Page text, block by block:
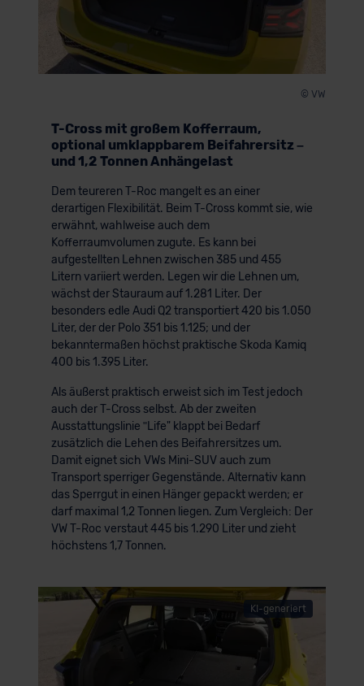
© VW
T-Cross mit großem Kofferraum,
optional umklappbarem Beifahrersitz –
und 1,2 Tonnen Anhängelast
Dem teureren T-Roc mangelt es an einer
derartigen Flexibilität. Beim T-Cross kommt sie, wie
erwähnt, wahlweise auch dem
Kofferraumvolumen zugute. Es kann bei
aufgestellten Lehnen zwischen 385 und 455
Litern variiert werden. Legen wir die Lehnen um,
wächst der Stauraum auf 1.281 Liter. Der
besonders edle Audi Q2 transportiert 420 bis 1.050
Liter, der der Polo 351 bis 1.125; und der
bekanntermaßen höchst praktische Skoda Kamiq
400 bis 1.395 Liter.
Als äußerst praktisch erweist sich im Test jedoch
auch der T-Cross selbst. Ab der zweiten
Ausstattungslinie ʺLife" klappt bei Bedarf
zusätzlich die Lehen des Beifahrersitzes um.
Damit eignet sich VWs Mini-SUV auch zum
Transport sperriger Gegenstände. Alternativ kann
das Sperrgut in einen Hänger gepackt werden; er
darf maximal 1,2 Tonnen liegen. Zum Vergleich: Der
VW T-Roc verstaut 445 bis 1.290 Liter und zieht
höchstens 1,7 Tonnen.
KI-generiert